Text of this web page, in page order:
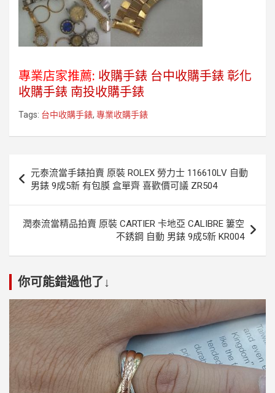
專業店家推薦: 收購手錶 台中收購手錶 彰化
收購手錶 南投收購手錶
Tags: 台中收購手錶, 專業收購手錶
章
導
覽
元泰流當手錶拍賣 原裝 ROLEX 勞力士 116610LV 自動
男錶 9成5新 有包膜 盒單齊 喜歡價可議 ZR504
潤泰流當精品拍賣 原裝 CARTIER 卡地亞 CALIBRE 簍空
不銹鋼 自動 男錶 9成5新 KR004
你可能錯過他了↓